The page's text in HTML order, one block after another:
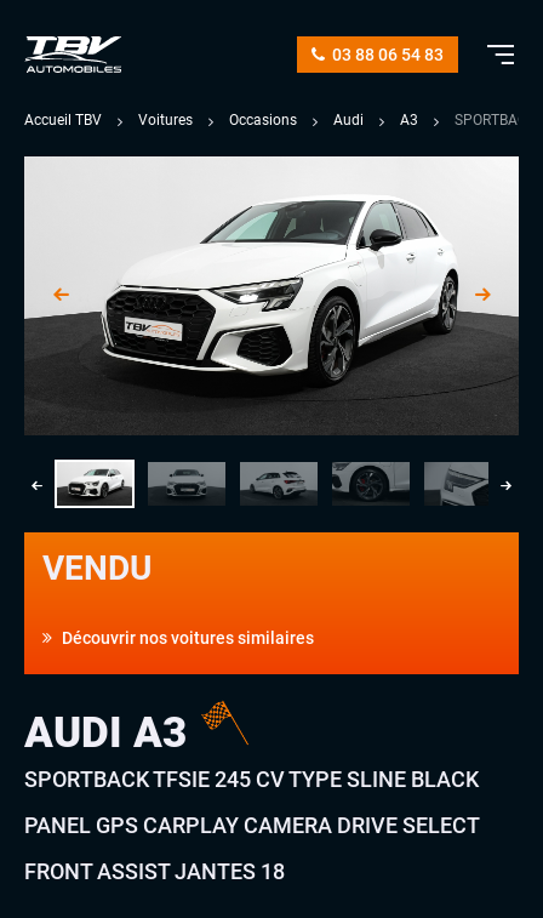
03 88 06 54 83
Accueil TBV Voitures Occasions Audi A3 SPORTBACK
VENDU
Découvrir nos voitures similaires
AUDI A3
SPORTBACK TFSIE 245 CV TYPE SLINE BLACK
PANEL GPS CARPLAY CAMERA DRIVE SELECT
FRONT ASSIST JANTES 18